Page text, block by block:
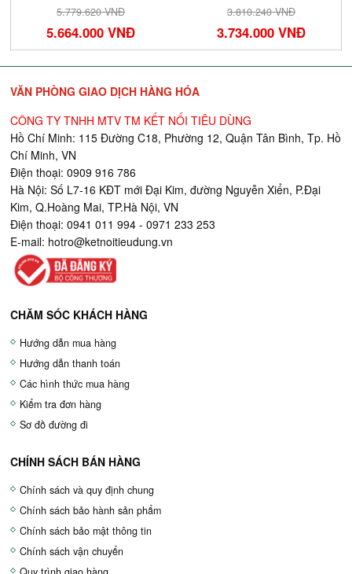
5.779.620 VNĐ
5.664.000 VNĐ
3.810.240 VNĐ
3.734.000 VNĐ
VĂN PHÒNG GIAO DỊCH HÀNG HÓA
CÔNG TY TNHH MTV TM KẾT NỐI TIÊU DÙNG
Hồ Chí Minh: 115 Đường C18, Phường 12, Quận Tân Bình, Tp. Hồ
Chí Minh, VN
Điện thoại: 0909 916 786
Hà Nội: Số L7-16 KĐT mới Đại Kim, đường Nguyễn Xiển, P.Đại
Kim, Q.Hoàng Mai, TP.Hà Nội, VN
Điện thoại: 0941 011 994 - 0971 233 253
E-mail: hotro@ketnoitieudung.vn
CHĂM SÓC KHÁCH HÀNG
Hướng dẫn mua hàng
Hướng dẫn thanh toán
Các hình thức mua hàng
Kiểm tra đơn hàng
Sơ đồ đường đi
CHÍNH SÁCH BÁN HÀNG
Chính sách và quy định chung
Chính sách bảo hành sản phẩm
Chính sách bảo mật thông tin
Chính sách vận chuyển